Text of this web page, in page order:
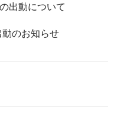
出動について
のお知らせ